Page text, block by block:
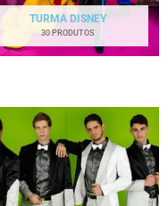
TURMA DISNEY
30 PRODUTOS